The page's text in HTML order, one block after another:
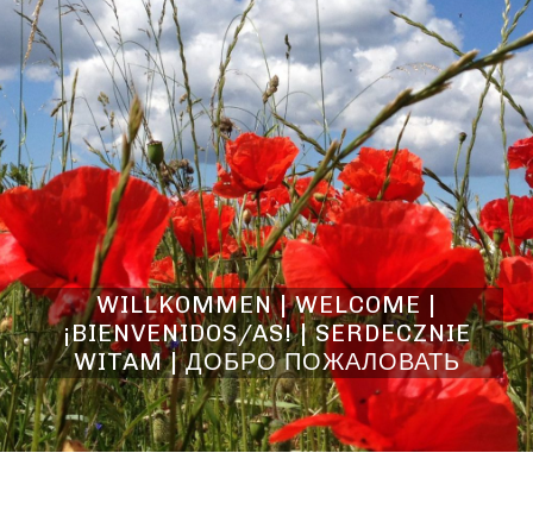
WILLKOMMEN | WELCOME |
¡BIENVENIDOS/AS! | SERDECZNIE
WITAM | ДОБРО ПОЖАЛОВАТЬ